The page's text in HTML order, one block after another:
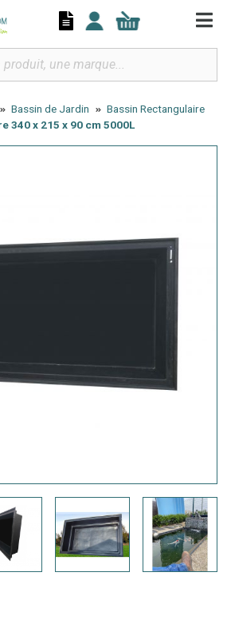
Bassin de Jardin
Bassin Rectangulaire
340 x 215 x 90 cm 5000L
cookies